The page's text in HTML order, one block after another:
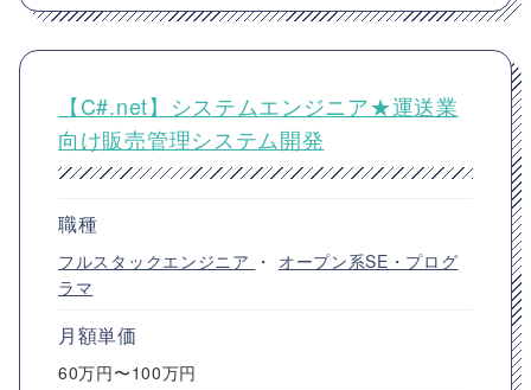
【C#.net】システムエンジニア★運送業
向け販売管理システム開発
職種
フルスタックエンジニア ・ オープン系SE・プログ
ラマ
月額単価
60万円〜100万円